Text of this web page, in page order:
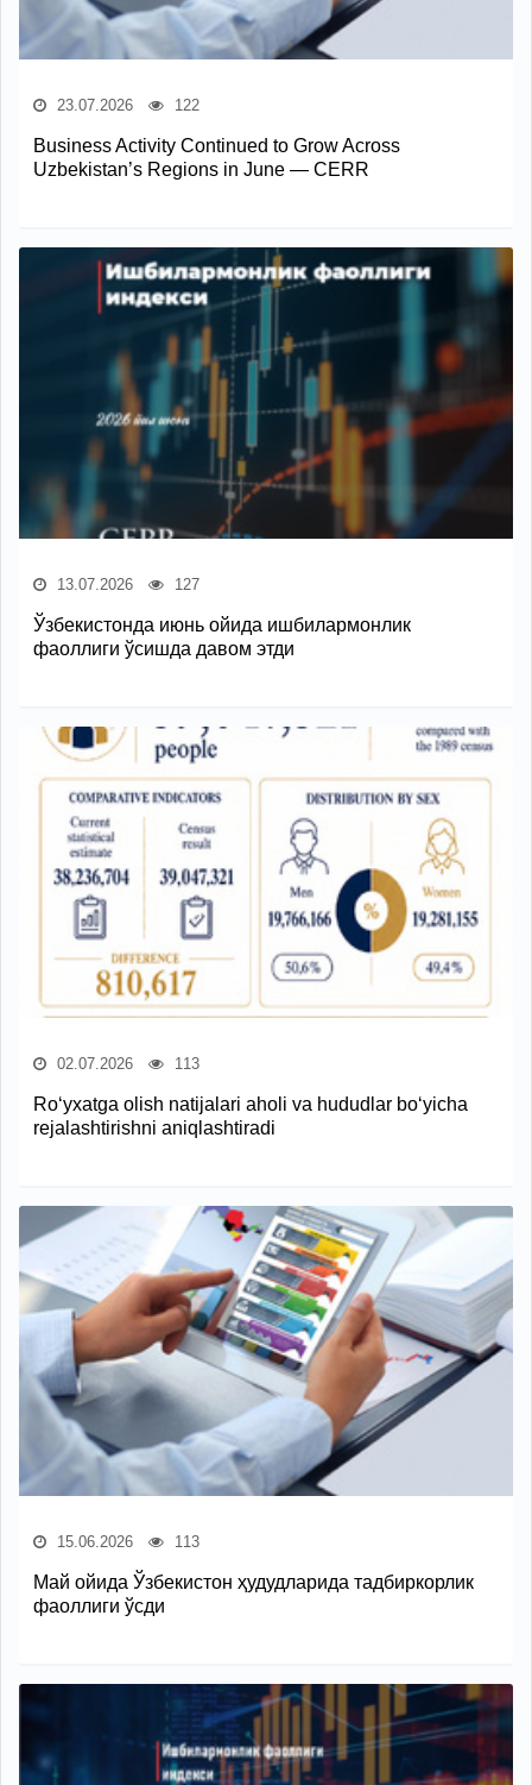
23.07.2026 122
Business Activity Continued to Grow Across
Uzbekistan’s Regions in June — CERR
13.07.2026 127
Ўзбекистонда июнь ойида ишбилармонлик
фаоллиги ўсишда давом этди
02.07.2026 113
Ro‘yxatga olish natijalari aholi va hududlar bo‘yicha
rejalashtirishni aniqlashtiradi
15.06.2026 113
Май ойида Ўзбекистон ҳудудларида тадбиркорлик
фаоллиги ўсди